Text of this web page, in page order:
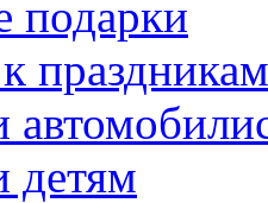
подарки
праздникам
детям